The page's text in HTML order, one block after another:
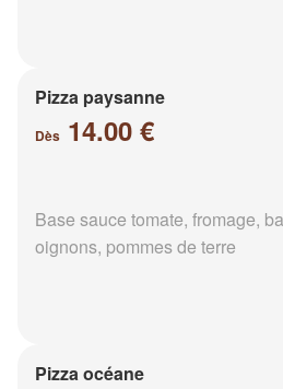
Pizza paysanne
Dès 14.00 €
Base sauce tomate, fromage,
oignons, pommes de terre
Pizza océane